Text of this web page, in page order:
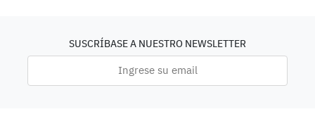
SUSCRÍBASE A NUESTRO NEWSLETTER